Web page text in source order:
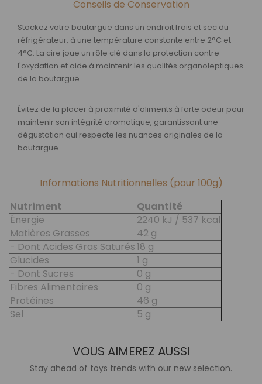
Conseils de Conservation
Stockez votre boutargue dans un endroit frais et sec du
réfrigérateur, à une température constante entre 2°C et
4°C. La cire joue un rôle clé dans la protection contre
l'oxydation et aide à maintenir les qualités organoleptiques
de la boutargue.
Évitez de la placer à proximité d'aliments à forte odeur pour
maintenir son intégrité aromatique, garantissant une
dégustation qui respecte les nuances originales de la
boutargue.
Informations Nutritionnelles (pour 100g)
Nutriment
Quantité
Énergie
2240 kJ / 537 kcal
Matières Grasses
42 g
- Dont Acides Gras Saturés18 g
Glucides
1 g
- Dont Sucres
0 g
Fibres Alimentaires
0 g
Protéines
46 g
Sel
5 g
VOUS AIMEREZ AUSSI
Stay ahead of toys trends with our new selection.